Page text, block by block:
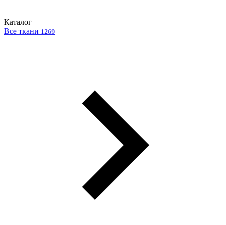
Каталог
Все ткани 1269